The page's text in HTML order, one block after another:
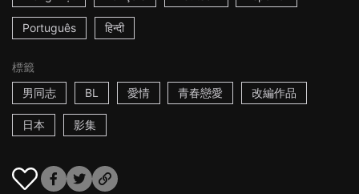
Português हिन्दी
標籤
男同志
BL 愛情 青春戀愛 改編作品
日本 影集